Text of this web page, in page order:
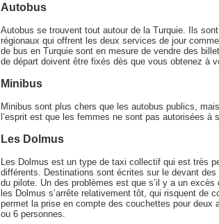
Autobus
Autobus se trouvent tout autour de la Turquie. Ils
régionaux qui offrent les deux services de jour
de bus en Turquie sont en mesure de vendre des
de départ doivent être fixés dès que vous obtenez à
Minibus
Minibus sont plus chers que les autobus publics,
l’esprit est que les femmes ne sont pas autorisées à
Les Dolmus
Les Dolmus est un type de taxi collectif qui est très
différents. Destinations sont écrites sur le devant
du pilote. Un des problèmes est que s’il y a un
les Dolmus s’arrête relativement tôt, qui risquent de
permet la prise en compte des couchettes pour
ou 6 personnes.